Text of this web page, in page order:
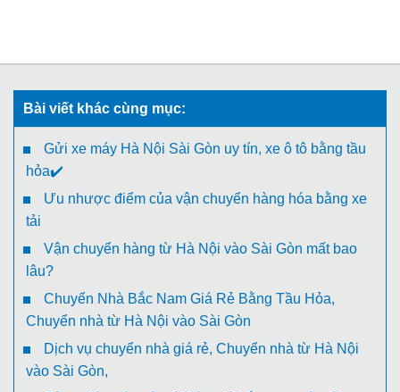
Bài viết khác cùng mục:
Gửi xe máy Hà Nội Sài Gòn uy tín, xe ô tô bằng tầu
hỏa✔️
Ưu nhược điểm của vận chuyển hàng hóa bằng xe
tải
Vận chuyển hàng từ Hà Nội vào Sài Gòn mất bao
lâu?
Chuyển Nhà Bắc Nam Giá Rẻ Bằng Tầu Hỏa,
Chuyển nhà từ Hà Nội vào Sài Gòn
Dịch vụ chuyển nhà giá rẻ, Chuyển nhà từ Hà Nội
vào Sài Gòn,